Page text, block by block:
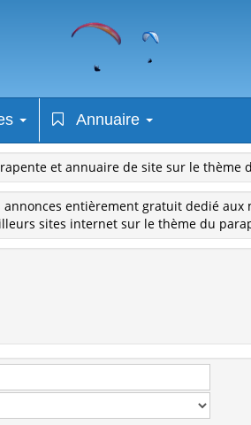
Annuaire
et annuaire de site sur le thème
annonces entièrement gratuit dedié
sites internet sur le thème du